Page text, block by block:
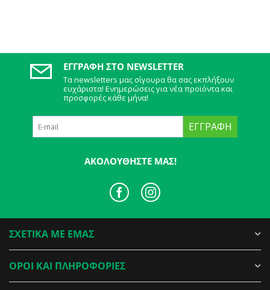
ΕΓΓΡΑΦΉ ΣΤΟ NEWSLETTER
Τα newsletters μας σίγουρα θα σας εκπλήξουν
ευχάριστα! Ενημερώσεις για νέα προϊόντα και
προσφορές κάθε μήνα!
ΕΓΓΡΑΦΉ
ΑΚΟΛΟΥΘΉΣΤΕ ΜΑΣ!
ΣΧΕΤΙΚΑ ΜΕ ΕΜΑΣ
ΟΡΟΙ ΚΑΙ ΠΛΗΡΟΦΟΡΙΕΣ